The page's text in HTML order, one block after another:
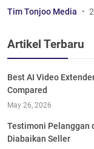
Tim Tonjoo Media
Artikel Terbaru
Best AI Video
Compared
May 26, 2026
Testimoni Pelanggan
Diabaikan Seller